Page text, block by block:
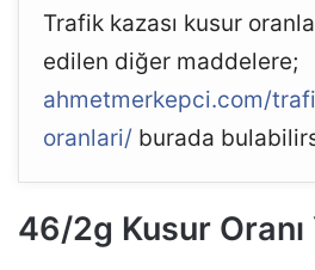
Trafik kazası kusur
edilen diğer maddelere;
ahmetmerkepci.com/
oranlari/ burada
46/2g Kusur